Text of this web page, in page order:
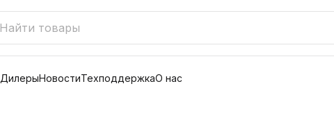
ДилерыНовостиТехподдержкаО нас